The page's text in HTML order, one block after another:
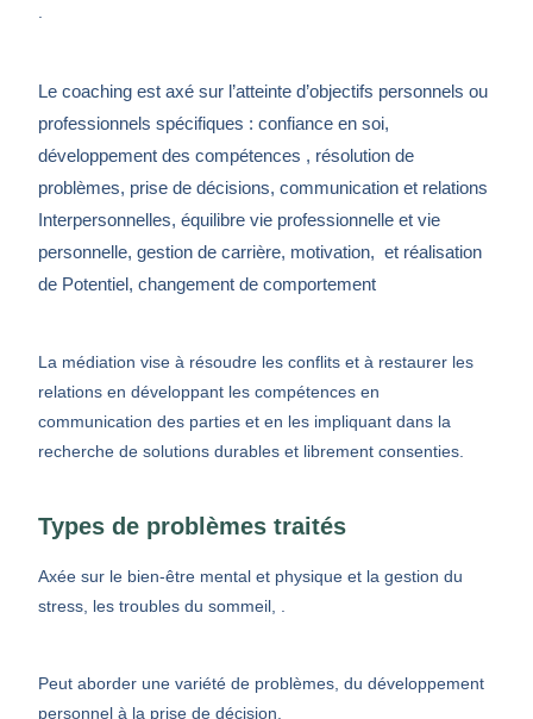
Le coaching est axé sur l’atteinte d’objectifs personnels ou
professionnels spécifiques : confiance en soi,
développement des compétences , résolution de
problèmes, prise de décisions, communication et relations
Interpersonnelles, équilibre vie professionnelle et vie
personnelle, gestion de carrière, motivation, et réalisation
de Potentiel, changement de comportement
La médiation vise à résoudre les conflits et à restaurer les
relations en développant les compétences en
communication des parties et en les impliquant dans la
recherche de solutions durables et librement consenties.
Types de problèmes traités
Axée sur le bien-être mental et physique et la gestion du
stress, les troubles du sommeil, .
Peut aborder une variété de problèmes, du développement
personnel à la prise de décision.